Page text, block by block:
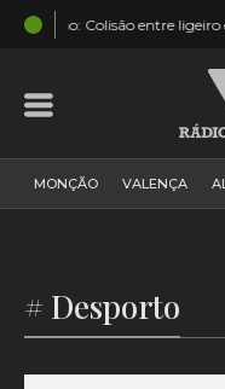
e trotinete provoca um
MONÇÃO VALENÇA
DESPORTO
VALE DO MINHO MINHO
# Desporto